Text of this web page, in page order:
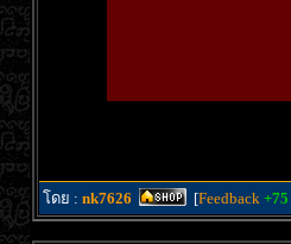
โดย : nk7626 [Feedback +75